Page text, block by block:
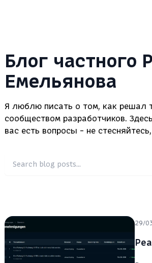
Блог частного
Емельянова
Я люблю писать о том, как решал
сообществом разработчиков.
вас есть вопросы - не
29/